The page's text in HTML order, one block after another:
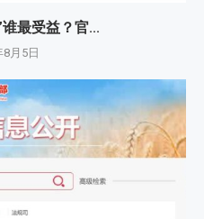
谁最受益？官...
月5日